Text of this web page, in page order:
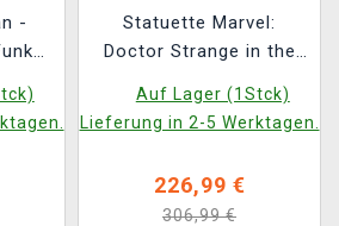
-
Statuette Marvel:
Doctor Strange in the
- Dead Defender
Strange Art Scale 1/10
Auf Lager (1Stck)
Lieferung in 2-5 Werktagen.
226,99 €
306,99 €